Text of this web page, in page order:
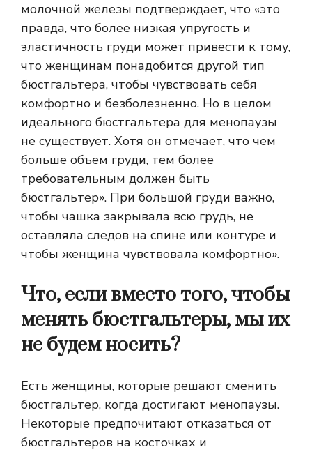
молочной железы подтверждает, что «это
правда, что более низкая упругость и
эластичность груди может привести к тому,
что женщинам понадобится другой тип
бюстгальтера, чтобы чувствовать себя
комфортно и безболезненно. Но в целом
идеального бюстгальтера для менопаузы
не существует. Хотя он отмечает, что чем
больше объем груди, тем более
требовательным должен быть
бюстгальтер». При большой груди важно,
чтобы чашка закрывала всю грудь, не
оставляла следов на спине или контуре и
чтобы женщина чувствовала комфортно».
Что, если вместо того, чтобы
менять бюстгальтеры, мы их
не будем носить?
Есть женщины, которые решают сменить
бюстгальтер, когда достигают менопаузы.
Некоторые предпочитают отказаться от
бюстгальтеров на косточках и